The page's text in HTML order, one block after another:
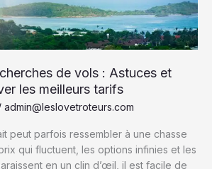
de vols : Astuces et
les meilleurs tarifs
admin@leslovetroteurs.com
peut parfois ressembler à une chasse
qui fluctuent, les options infinies et les
en un clin d’œil, il est facile de